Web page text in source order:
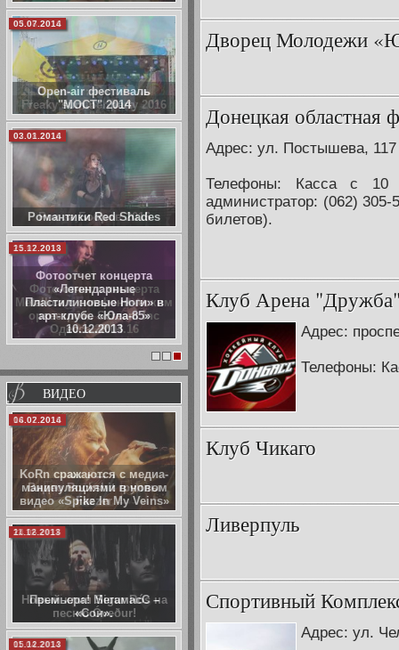
Open-air фестиваль
"МОСТ" 2014
05.07.2014
Романтики Red Shades
03.01.2014
Фотоотчет концерта
«Легендарные
Пластилиновые Ноги» в
арт-клубе «Юла-85»
10.12.2013
15.12.2013
ВИДЕО
KoRn сражаются с медиа-
манипуляциями в новом
видео «Spike In My Veins»
06.02.2014
Премьера! МегамасС –
«Сон».
11.12.2013
05.12.2013
Дворец Молодежи
Донецкая областная
Адрес: ул. Постышева, 117
Телефоны: Касса с 10
администратор: (062) 305-
билетов).
Клуб Арена
Адрес:
Телефоны:
Клуб Чикаго
Ливерпуль
Спортивный
Адрес: ул.